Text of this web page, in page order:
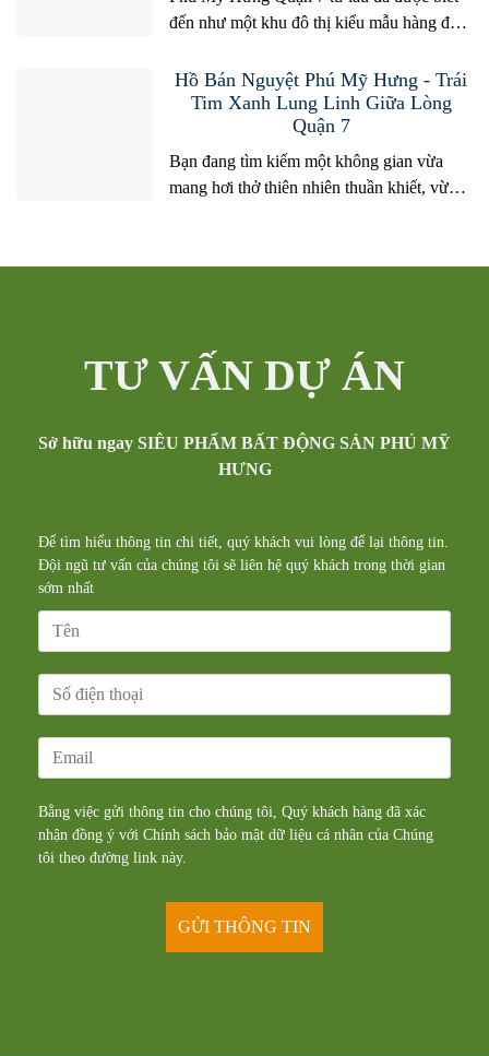
đến như một khu đô thị kiểu mẫu hàng đầu
hoạch hiện đại, không gian xanh sạch và
cộng đồng văn minh quốc tế. Trong hành
trình khám phá và lựa chọn bất động sản
tại...
Hồ Bán Nguyệt Phú Mỹ Hưng - Trái
Tim Xanh Lung Linh Giữa Lòng
Quận 7
Bạn đang tìm kiếm một không gian vừa
mang hơi thở thiên nhiên thuần khiết, vừa
Nguyệt Phú Mỹ Hưng chính là câu trả lời
TƯ VẤN DỰ ÁN
Sở hữu ngay SIÊU PHẨM BẤT ĐỘNG SẢN PHÚ MỸ
HƯNG
Để tìm hiểu thông tin chi tiết, quý khách vui lòng để lại thông tin.
Đội ngũ tư vấn của chúng tôi sẽ liên hệ quý khách trong thời gian
sớm nhất
Bằng việc gửi thông tin cho chúng tôi, Quý khách hàng đã xác
nhận đồng ý với Chính sách bảo mật dữ liệu cá nhân của Chúng
tôi theo đường link này.